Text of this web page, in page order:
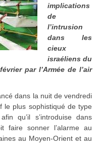
implications
de
l’intrusion
dans les
cieux
israéliens du
par l’Armée de l’air
dans la nuit de vendredi
le plus sophistiqué de type
qu’il s’introduise dans
faire sonner l’alarme au
au Moyen-Orient et au